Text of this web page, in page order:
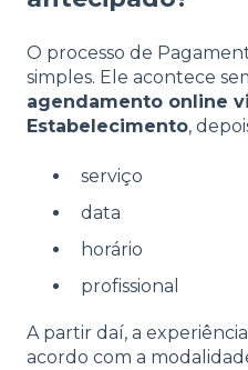
O processo de
simples. Ele acontece
agendamento online
Estabelecimento,
serviço
data
horário
profissional
A partir daí, a
acordo com a